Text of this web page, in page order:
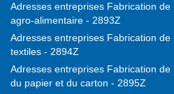
Adresses entreprises Fabrication
agro-alimentaire - 2893Z
Adresses entreprises Fabrication
textiles - 2894Z
Adresses entreprises Fabrication
du papier et du carton - 2895Z